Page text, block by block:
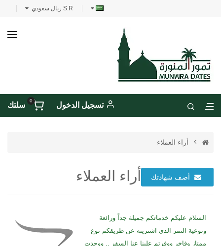
S.R ريال سعودي
سلتك
0
تسجيل الدخول
أراء العملاء
أراء العملاء أضف شهادتك
السلام عليكم خدماتكم جميلة جداً ورائعة
ونوعية التمر الذي اشتريته عن طريقكم نوع
ممتاز وفاخر ووفرتم علينا عنا السفر .. ووجدت